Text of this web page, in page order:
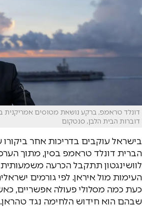
דונלד טראמפ, ברקע נושאת מטוסים אמריקנית
דוברות הבית הלבן, סנטקום
בישראל עוקבים בדריכות אחר
הברית דונלד טראמפ בסין, מתוך
לוושינגטון תתקבל הכרעה
העימות מול איראן. לפי גורמים
כעת כמה מסלולי פעולה אפשריים,
שבהם הוא חידוש הלחימה נגד טהראן.